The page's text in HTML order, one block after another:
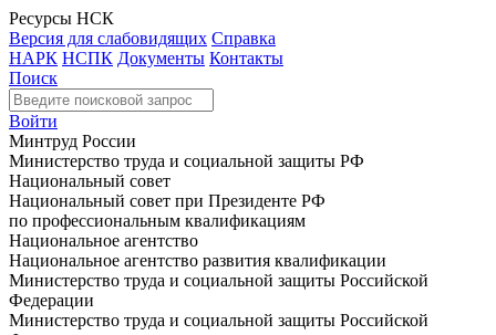
Ресурсы НСК
Версия для слабовидящих Справка
НАРК НСПК Документы Контакты
Поиск
Войти
Минтруд России
Министерство труда и социальной защиты РФ
Национальный совет
Национальный совет при Президенте РФ
по профессиональным квалификациям
Национальное агентство
Национальное агентство развития квалификации
Министерство труда и социальной защиты Российской
Федерации
Министерство труда и социальной защиты Российской